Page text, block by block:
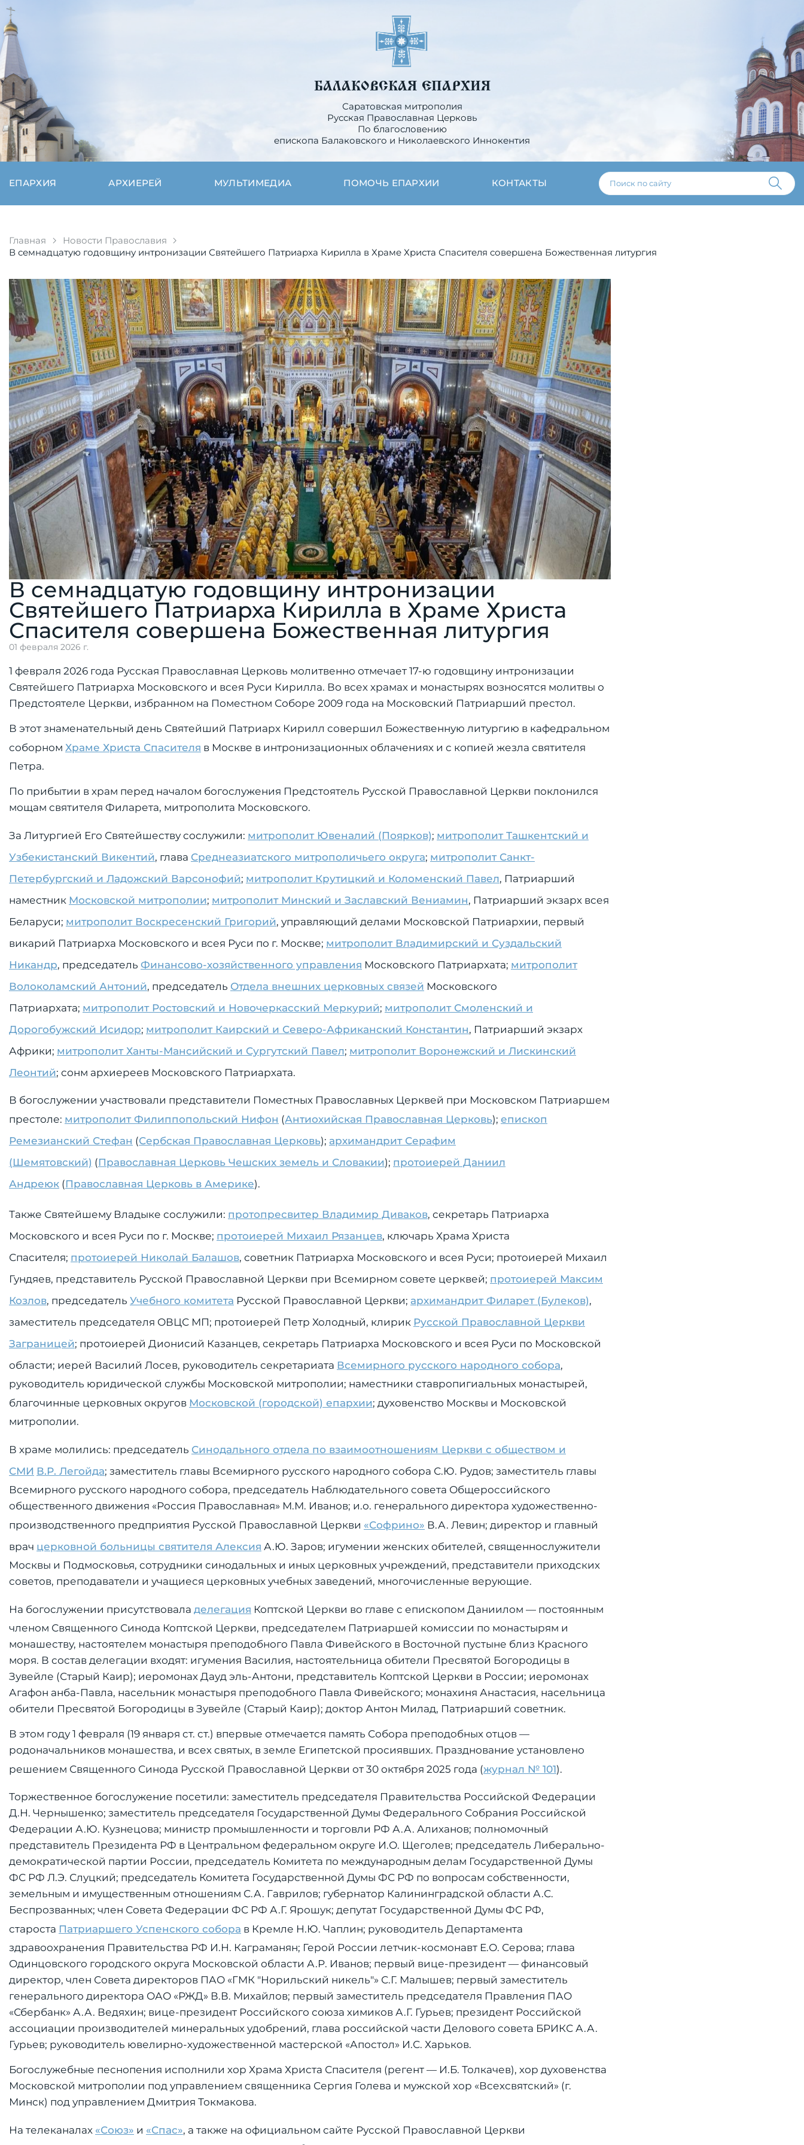
БАЛАКОВСКАЯ ЕПАРХИЯ
Саратовская митрополия
Русская Православная Церковь
По благословению
епископа Балаковского и Николаевского Иннокентия
ЕПАРХИЯ АРХИЕРЕЙ МУЛЬТИМЕДИА ПОМОЧЬ ЕПАРХИИ КОНТАКТЫ
Главная
Новости Православия
В семнадцатую годовщину интронизации Святейшего Патриарха Кирилла в Храме Христа Спасителя совершена Божественная литургия
В семнадцатую годовщину интронизации
Святейшего Патриарха Кирилла в Храме Христа
Спасителя совершена Божественная литургия
01 февраля 2026 г.
1 февраля 2026 года Русская Православная Церковь молитвенно отмечает 17-ю годовщину интронизации
Святейшего Патриарха Московского и всея Руси Кирилла. Во всех храмах и монастырях возносятся молитвы о
Предстоятеле Церкви, избранном на Поместном Соборе 2009 года на Московский Патриарший престол.
В этот знаменательный день Святейший Патриарх Кирилл совершил Божественную литургию в кафедральном
соборном Храме Христа Спасителя в Москве в интронизационных облачениях и с копией жезла святителя
Петра.
По прибытии в храм перед началом богослужения Предстоятель Русской Православной Церкви поклонился
мощам святителя Филарета, митрополита Московского.
За Литургией Его Святейшеству сослужили: митрополит Ювеналий (Поярков); митрополит Ташкентский и
Узбекистанский Викентий, глава Среднеазиатского митрополичьего округа; митрополит Санкт-
Петербургский и Ладожский Варсонофий; митрополит Крутицкий и Коломенский Павел, Патриарший
наместник Московской митрополии; митрополит Минский и Заславский Вениамин, Патриарший экзарх всея
Беларуси; митрополит Воскресенский Григорий, управляющий делами Московской Патриархии, первый
викарий Патриарха Московского и всея Руси по г. Москве; митрополит Владимирский и Суздальский
Никандр, председатель Финансово-хозяйственного управления Московского Патриархата; митрополит
Волоколамский Антоний, председатель Отдела внешних церковных связей Московского
Патриархата; митрополит Ростовский и Новочеркасский Меркурий; митрополит Смоленский и
Дорогобужский Исидор; митрополит Каирский и Северо-Африканский Константин, Патриарший экзарх
Африки; митрополит Ханты-Мансийский и Сургутский Павел; митрополит Воронежский и Лискинский
Леонтий; сонм архиереев Московского Патриархата.
В богослужении участвовали представители Поместных Православных Церквей при Московском Патриаршем
престоле: митрополит Филиппопольский Нифон (Антиохийская Православная Церковь); епископ
Ремезианский Стефан (Сербская Православная Церковь); архимандрит Серафим
(Шемятовский) (Православная Церковь Чешских земель и Словакии); протоиерей Даниил
Андреюк (Православная Церковь в Америке).
Также Святейшему Владыке сослужили: протопресвитер Владимир Диваков, секретарь Патриарха
Московского и всея Руси по г. Москве; протоиерей Михаил Рязанцев, ключарь Храма Христа
Спасителя; протоиерей Николай Балашов, советник Патриарха Московского и всея Руси; протоиерей Михаил
Гундяев, представитель Русской Православной Церкви при Всемирном совете церквей; протоиерей Максим
Козлов, председатель Учебного комитета Русской Православной Церкви; архимандрит Филарет (Булеков),
заместитель председателя ОВЦС МП; протоиерей Петр Холодный, клирик Русской Православной Церкви
Заграницей; протоиерей Дионисий Казанцев, секретарь Патриарха Московского и всея Руси по Московской
области; иерей Василий Лосев, руководитель секретариата Всемирного русского народного собора,
руководитель юридической службы Московской митрополии; наместники ставропигиальных монастырей,
благочинные церковных округов Московской (городской) епархии; духовенство Москвы и Московской
митрополии.
В храме молились: председатель Синодального отдела по взаимоотношениям Церкви с обществом и
СМИ В.Р. Легойда; заместитель главы Всемирного русского народного собора С.Ю. Рудов; заместитель главы
Всемирного русского народного собора, председатель Наблюдательного совета Общероссийского
общественного движения «Россия Православная» М.М. Иванов; и.о. генерального директора художественно-
производственного предприятия Русской Православной Церкви «Софрино» В.А. Левин; директор и главный
врач церковной больницы святителя Алексия А.Ю. Заров; игумении женских обителей, священнослужители
Москвы и Подмосковья, сотрудники синодальных и иных церковных учреждений, представители приходских
советов, преподаватели и учащиеся церковных учебных заведений, многочисленные верующие.
На богослужении присутствовала делегация Коптской Церкви во главе с епископом Даниилом — постоянным
членом Священного Синода Коптской Церкви, председателем Патриаршей комиссии по монастырям и
монашеству, настоятелем монастыря преподобного Павла Фивейского в Восточной пустыне близ Красного
моря. В состав делегации входят: игумения Василия, настоятельница обители Пресвятой Богородицы в
Зувейле (Старый Каир); иеромонах Дауд эль-Антони, представитель Коптской Церкви в России; иеромонах
Агафон анба-Павла, насельник монастыря преподобного Павла Фивейского; монахиня Анастасия, насельница
обители Пресвятой Богородицы в Зувейле (Старый Каир); доктор Антон Милад, Патриарший советник.
В этом году 1 февраля (19 января ст. ст.) впервые отмечается память Собора преподобных отцов —
родоначальников монашества, и всех святых, в земле Египетской просиявших. Празднование установлено
решением Священного Синода Русской Православной Церкви от 30 октября 2025 года (журнал № 101).
Торжественное богослужение посетили: заместитель председателя Правительства Российской Федерации
Д.Н. Чернышенко; заместитель председателя Государственной Думы Федерального Собрания Российской
Федерации А.Ю. Кузнецова; министр промышленности и торговли РФ А.А. Алиханов; полномочный
представитель Президента РФ в Центральном федеральном округе И.О. Щеголев; председатель Либерально-
демократической партии России, председатель Комитета по международным делам Государственной Думы
ФС РФ Л.Э. Слуцкий; председатель Комитета Государственной Думы ФС РФ по вопросам собственности,
земельным и имущественным отношениям С.А. Гаврилов; губернатор Калининградской области А.С.
Беспрозванных; член Совета Федерации ФС РФ А.Г. Ярошук; депутат Государственной Думы ФС РФ,
староста Патриаршего Успенского собора в Кремле Н.Ю. Чаплин; руководитель Департамента
здравоохранения Правительства РФ И.Н. Каграманян; Герой России летчик-космонавт Е.О. Серова; глава
Одинцовского городского округа Московской области А.Р. Иванов; первый вице-президент — финансовый
директор, член Совета директоров ПАО «ГМК "Норильский никель"» С.Г. Малышев; первый заместитель
генерального директора ОАО «РЖД» В.В. Михайлов; первый заместитель председателя Правления ПАО
«Сбербанк» А.А. Ведяхин; вице-президент Российского союза химиков А.Г. Гурьев; президент Российской
ассоциации производителей минеральных удобрений, глава российской части Делового совета БРИКС А.А.
Гурьев; руководитель ювелирно-художественной мастерской «Апостол» И.С. Харьков.
Богослужебные песнопения исполнили хор Храма Христа Спасителя (регент — И.Б. Толкачев), хор духовенства
Московской митрополии под управлением священника Сергия Голева и мужской хор «Всехсвятский» (г.
Минск) под управлением Дмитрия Токмакова.
На телеканалах «Союз» и «Спас», а также на официальном сайте Русской Православной Церкви